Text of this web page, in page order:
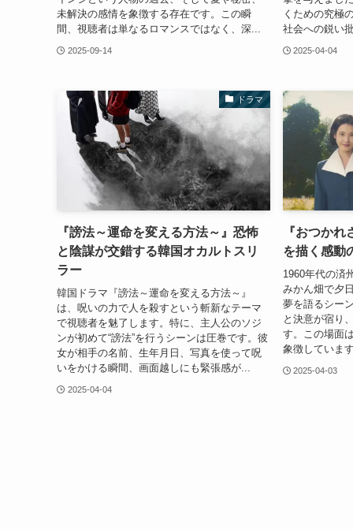
未解決の感情を象徴する存在です。この瞬
間、視聴者は単なるロマンスではなく、深...
2025-09-14
くための究極
社会への鋭い
2025-04-04
ドラマ
『謗法～運命を変える方法～』恐怖
と陰謀が交錯する韓国オカルトスリ
ラー
韓国ドラマ『謗法～運命を変える方法～』
は、呪いの力で人を殺すという斬新なテーマ
で視聴者を魅了します。特に、主人公のソジ
ンが初めて“謗法”を行うシーンは圧巻です。彼
女が相手の名前、生年月日、写真を使って呪
いをかける瞬間、画面越しにも緊張感が...
2025-04-04
『おつか
を描く感動
1960年代の済
みかん畑で夕
夢を語るシー
と決意が宿り
す。この場面
象徴していま
2025-04-03